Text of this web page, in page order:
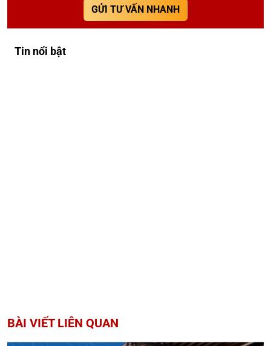
GỬI TƯ VẤN NHANH
Tin nổi bật
BÀI VIẾT LIÊN QUAN